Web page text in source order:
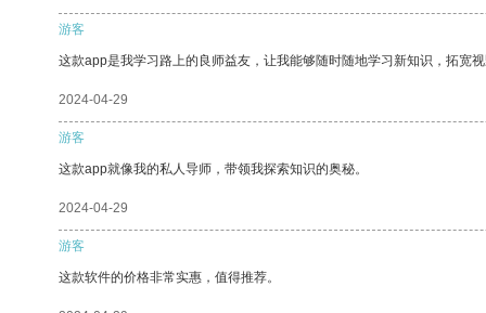
游客
这款app是我学习路上的良师益友，让我能够随时随地学习新知识，拓宽
2024-04-29
游客
这款app就像我的私人导师，带领我探索知识的奥秘。
2024-04-29
游客
这款软件的价格非常实惠，值得推荐。